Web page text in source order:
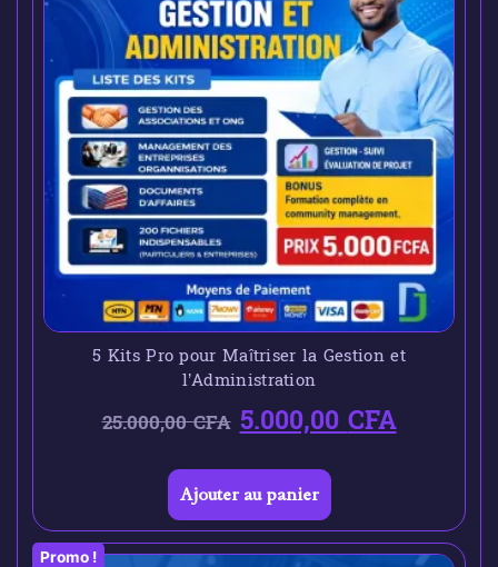
5 Kits Pro pour Maîtriser la Gestion et
l’Administration
25.000,00CFA 5.000,00CFA
Ajouter au panier
Promo !